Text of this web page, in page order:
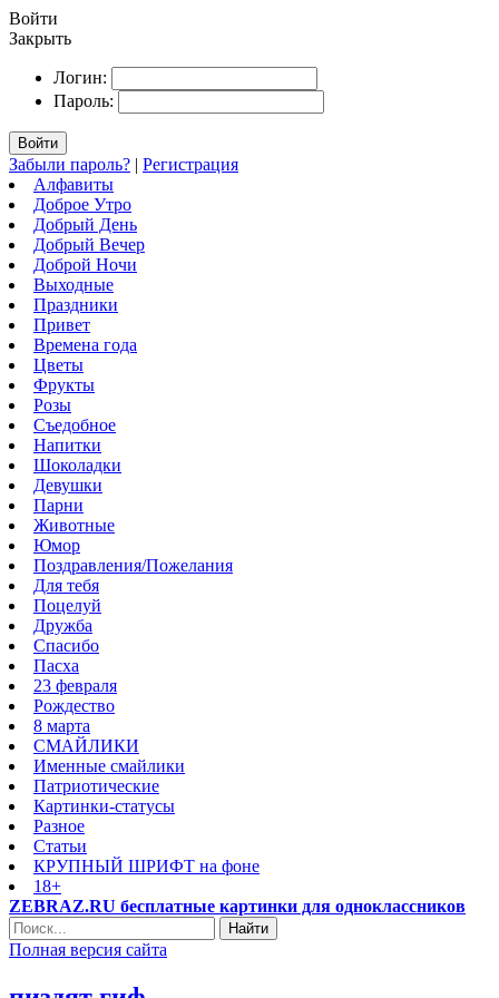
Войти
Закрыть
Логин:
Пароль:
Войти
Забыли пароль? | Регистрация
Алфавиты
Доброе Утро
Добрый День
Добрый Вечер
Доброй Ночи
Выходные
Праздники
Привет
Времена года
Цветы
Фрукты
Розы
Съедобное
Напитки
Шоколадки
Девушки
Парни
Животные
Юмор
Поздравления/Пожелания
Для тебя
Поцелуй
Дружба
Спасибо
Пасха
23 февраля
Рождество
8 марта
СМАЙЛИКИ
Именные смайлики
Патриотические
Картинки-статусы
Разное
Cтатьи
КРУПНЫЙ ШРИФТ на фоне
18+
ZEBRAZ.RU бесплатные картинки для одноклассников
Найти
Полная версия сайта